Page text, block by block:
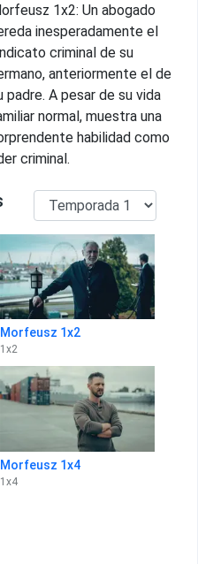
1x2: Un abogado
inesperadamente el
criminal de su
anteriormente el de
padre. A pesar de su vida
normal, muestra una
habilidad como
criminal.
Morfeusz 1x2
1 x2
Morfeusz 1x4
1 x4